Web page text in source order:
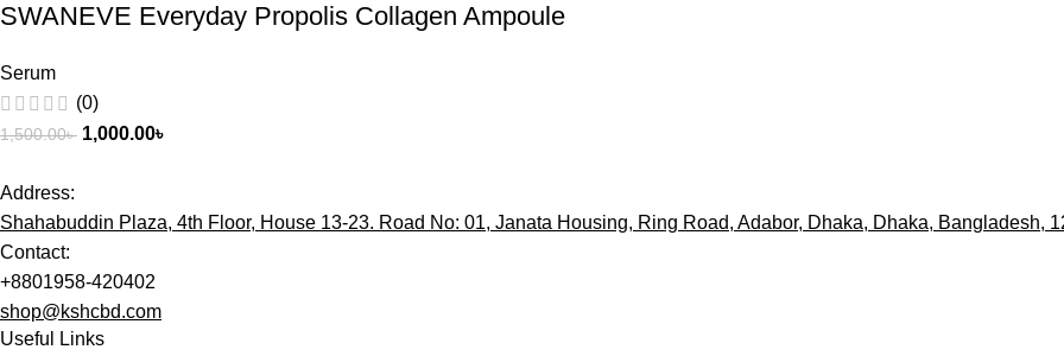
SWANEVE Everyday Propolis Collagen Ampoule
Serum
(0)
1,500.00৳ 1,000.00৳
Address:
Shahabuddin Plaza, 4th Floor, House 13-23. Road No: 01, Janata Housing, Ring Road, Adabor, Dhaka, Dhaka, Bangladesh,
Contact:
+8801958-420402
shop@kshcbd.com
Useful Links